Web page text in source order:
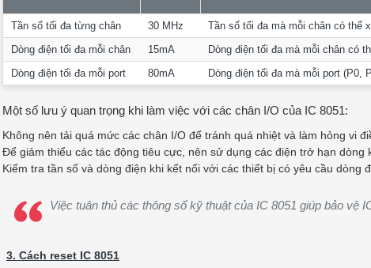
Tần số tối đa từng chân 30 MHz
Tần số tối đa mà mỗi chân có thể
Dòng điện tối đa mỗi chân
15mA
Dòng điện tối đa mà mỗi chân có
Dòng điện tối đa mỗi port
80mA Dòng điện tối đa mà mỗi port (P0,
Một số lưu ý quan trọng khi làm việc với các chân I/O của IC 8051:
Không nên tải quá mức các chân I/O để tránh quá nhiệt và làm hỏng vi
Để giảm thiểu các tác động tiêu cực, nên sử dụng các điện trở hạn dòng
Kiểm tra tần số và dòng điện khi kết nối với các thiết bị có yêu cầu dòng
Việc tuân thủ các thông số kỹ thuật của IC 8051 giúp bảo vệ
3. Cách reset IC 8051